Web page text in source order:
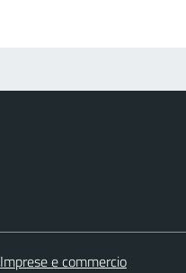
Imprese e commercio